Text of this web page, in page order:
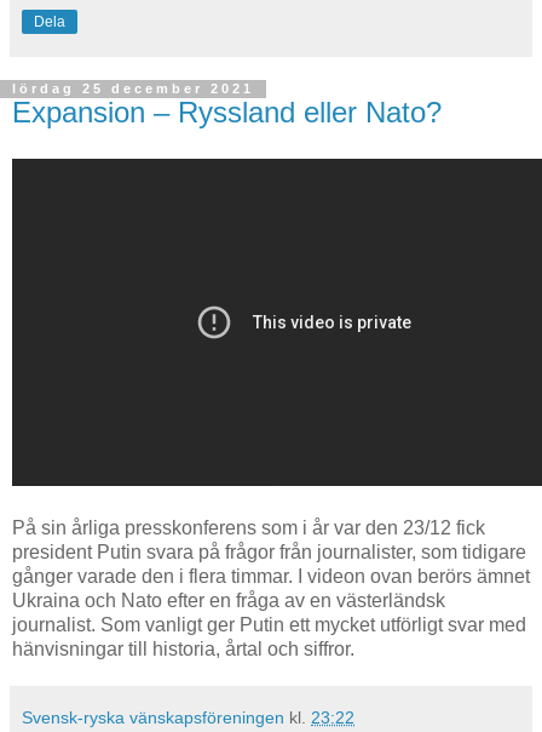
Dela
lördag 25 december 2021
Expansion – Ryssland eller Nato?
På sin årliga presskonferens som i år var den 23/12 fick
president Putin svara på frågor från journalister, som tidigare
gånger varade den i flera timmar. I videon ovan berörs ämnet
Ukraina och Nato efter en fråga av en västerländsk
journalist. Som vanligt ger Putin ett mycket utförligt svar med
hänvisningar till historia, årtal och siffror.
Svensk-ryska vänskapsföreningen kl. 23:22